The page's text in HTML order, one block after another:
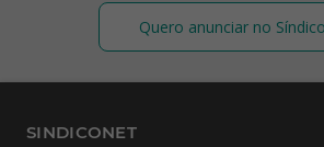
Quero anunciar no
SINDICONET